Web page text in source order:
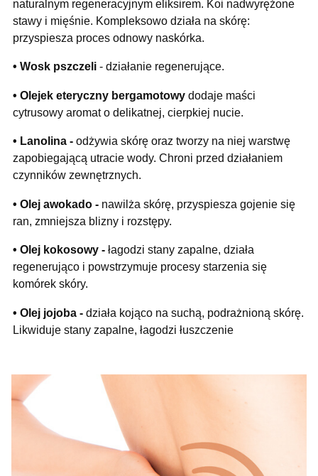
naturalnym regeneracyjnym eliksirem. Koi nadwyrężone
stawy i mięśnie. Kompleksowo działa na skórę:
przyspiesza proces odnowy naskórka.
• Wosk pszczeli - działanie regenerujące.
• Olejek eteryczny bergamotowy dodaje maści
cytrusowy aromat o delikatnej, cierpkiej nucie.
• Lanolina - odżywia skórę oraz tworzy na niej warstwę
zapobiegającą utracie wody. Chroni przed działaniem
czynników zewnętrznych.
• Olej awokado - nawilża skórę, przyspiesza gojenie się
ran, zmniejsza blizny i rozstępy.
• Olej kokosowy - łagodzi stany zapalne, działa
regenerująco i powstrzymuje procesy starzenia się
komórek skóry.
• Olej jojoba - działa kojąco na suchą, podrażnioną skórę.
Likwiduje stany zapalne, łagodzi łuszczenie